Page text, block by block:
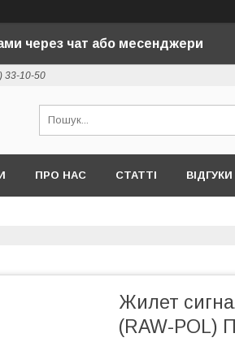
через чат або месенджери
33-10-50
ПРО НАС СТАТТІ ВІДГУКИ
Жилет
(RAW-POL)